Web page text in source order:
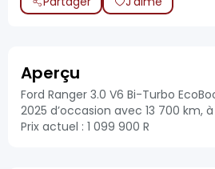
Aperçu
Ford Ranger 3.0 V6 Bi-Turbo
2025 d’occasion avec 13 700 km,
Prix actuel : 1 099 900 R